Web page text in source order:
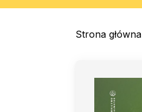
Strona główna